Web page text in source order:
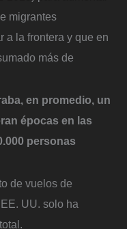
migrantes
a la frontera y que en
más de
en promedio, un
épocas en las
personas
de vuelos de
UU. solo ha